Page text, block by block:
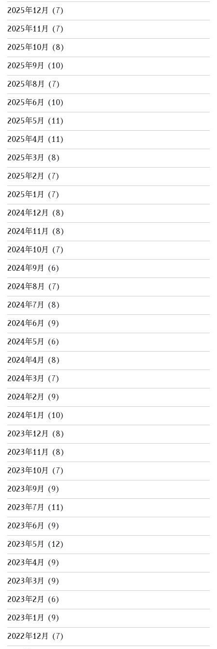
2025年12月 (7)
2025年11月 (7)
2025年10月 (8)
2025年9月 (10)
2025年8月 (7)
2025年6月 (10)
2025年5月 (11)
2025年4月 (11)
2025年3月 (8)
2025年2月 (7)
2025年1月 (7)
2024年12月 (8)
2024年11月 (8)
2024年10月 (7)
2024年9月 (6)
2024年8月 (7)
2024年7月 (8)
2024年6月 (9)
2024年5月 (6)
2024年4月 (8)
2024年3月 (7)
2024年2月 (9)
2024年1月 (10)
2023年12月 (8)
2023年11月 (8)
2023年10月 (7)
2023年9月 (9)
2023年7月 (11)
2023年6月 (9)
2023年5月 (12)
2023年4月 (9)
2023年3月 (9)
2023年2月 (6)
2023年1月 (9)
2022年12月 (7)